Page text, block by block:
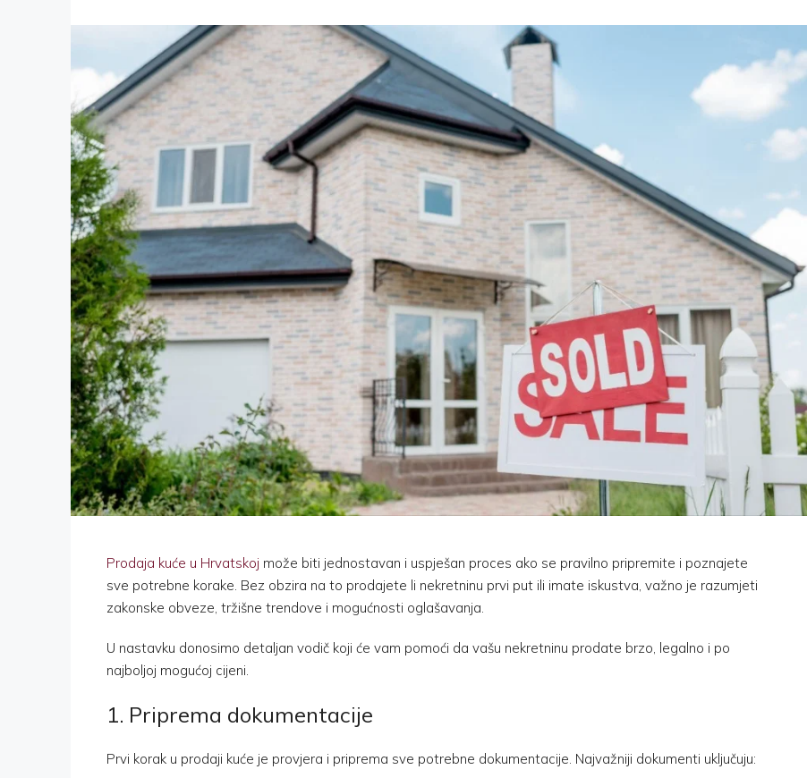
Prodaja kuće u Hrvatskoj može biti jednostavan i uspješan proces ako se pravilno pripremite i poznajete
sve potrebne korake. Bez obzira na to prodajete li nekretninu prvi put ili imate iskustva, važno je razumjeti
zakonske obveze, tržišne trendove i mogućnosti oglašavanja.
U nastavku donosimo detaljan vodič koji će vam pomoći da vašu nekretninu prodate brzo, legalno i po
najboljoj mogućoj cijeni.
1. Priprema dokumentacije
Prvi korak u prodaji kuće je provjera i priprema sve potrebne dokumentacije. Najvažniji dokumenti uključuju: